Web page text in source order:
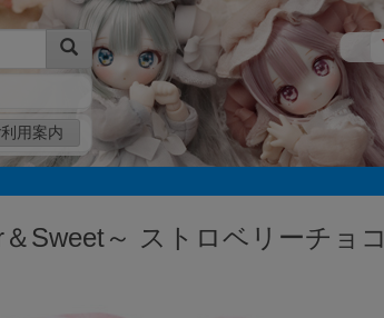
利用案内
Sweet～ ストロベリーチョコ